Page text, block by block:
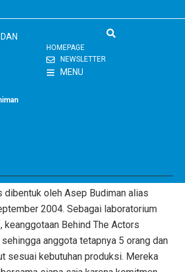
HOMEPAGE
NEWSLETTER
MENU
dibentuk oleh Asep Budiman alias
2004. Sebagai laboratorium
keanggotaan Behind The Actors
anggota tetapnya 5 orang dan
sesuai kebutuhan produksi. Mereka